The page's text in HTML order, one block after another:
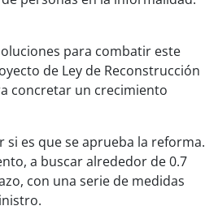
para combatir este
de Ley de Reconstrucción
concretar un crecimiento
es que se aprueba la reforma.
a buscar alrededor de 0.7
con una serie de medidas